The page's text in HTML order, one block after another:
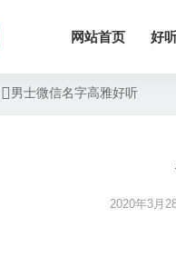
网站首页 好
男士微信名字高雅好听
2020年3月